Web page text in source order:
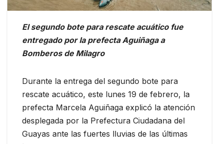
El segundo bote para rescate acuático fue
entregado por la prefecta Aguiñaga a
Bomberos de Milagro
Durante la entrega del segundo bote para
rescate acuático, este lunes 19 de febrero, la
prefecta Marcela Aguiñaga explicó la atención
desplegada por la Prefectura Ciudadana del
Guayas ante las fuertes lluvias de las últimas